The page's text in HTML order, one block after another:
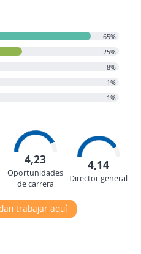
65%
25%
8%
1%
1%
4,23
Oportunidades
de carrera
4,14
Director general
trabajar aquí